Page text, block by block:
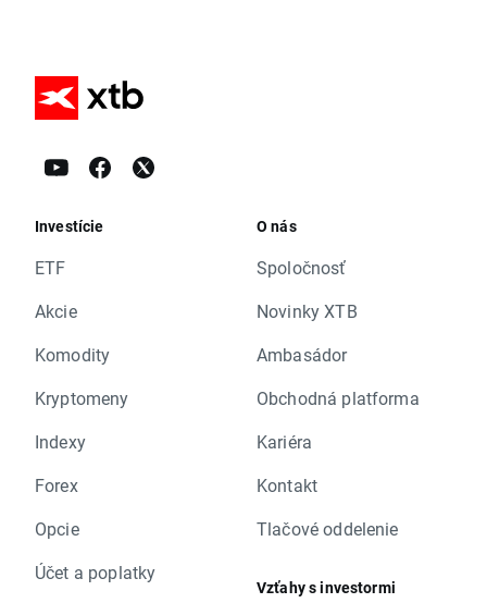
Investície
ETF
Akcie
Komodity
Kryptomeny
Indexy
Forex
Opcie
Účet a poplatky
O nás
Spoločnosť
Novinky XTB
Ambasádor
Obchodná platforma
Kariéra
Kontakt
Tlačové oddelenie
Vzťahy s investormi